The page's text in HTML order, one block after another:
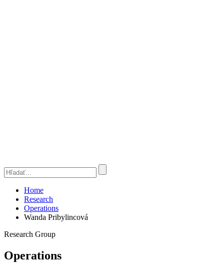
Home
Research
Operations
Wanda Pribylincová
Research Group
Operations